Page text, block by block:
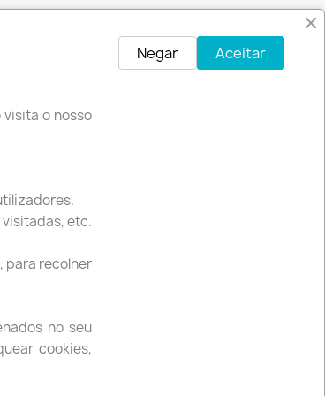
DA LOJA
9000-216 Funchal
o nosso
etc.
para recolher
no seu
cookies,
Aceitar
Negar